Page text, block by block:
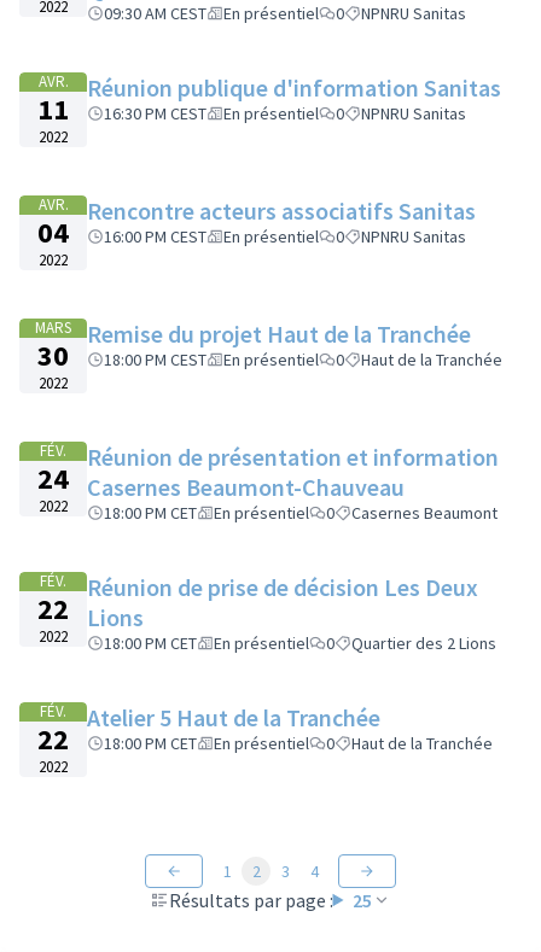
2022 09:30 AM CEST En présentiel 0 NPNRU Sanitas
AVR.
11
2022
Réunion publique d'information Sanitas
16:30 PM CEST En présentiel 0 NPNRU Sanitas
AVR.
04
2022
Rencontre acteurs associatifs Sanitas
16:00 PM CEST En présentiel 0 NPNRU Sanitas
MARS
30
2022
Remise du projet Haut de la Tranchée
18:00 PM CEST En présentiel 0 Haut de la Tranchée
FÉV.
24
2022
Réunion de présentation et information
Casernes Beaumont-Chauveau
18:00 PM CET En présentiel 0 Casernes Beaumont
FÉV.
22
2022
Réunion de prise de décision Les Deux
Lions
18:00 PM CET En présentiel 0 Quartier des 2 Lions
FÉV.
22
2022
Atelier 5 Haut de la Tranchée
18:00 PM CET En présentiel 0 Haut de la Tranchée
Résultats par page : 25
1 2 3 4